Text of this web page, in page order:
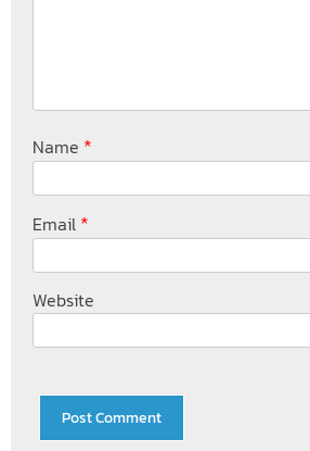
Name *
Email *
Website